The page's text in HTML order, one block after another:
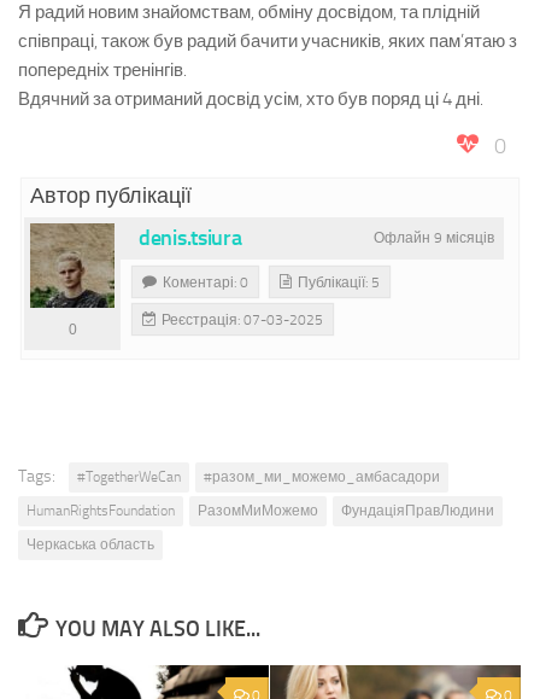
Я радий новим знайомствам, обміну досвідом, та плідній
співпраці, також був радий бачити учасників, яких пам’ятаю з
попередніх тренінгів.
Вдячний за отриманий досвід усім, хто був поряд ці 4 дні.
0
Автор публікації
Офлайн 9 місяців
denis.tsiura
0
Коментарі: 0 Публікації: 5
Реєстрація: 07-03-2025
Tags: #TogetherWeCan
#разом_ми_можемо_амбасадори
HumanRightsFoundation
РазомМиМожемо
ФундаціяПравЛюдини
Черкаська область
YOU MAY ALSO LIKE...
0 0